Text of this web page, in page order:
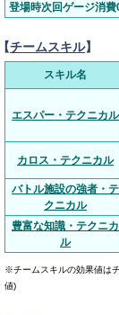
登場時次回ゲージ消費
チームスキル】
スキル名
エスパー・テクニカル
カロス・テクニカル
バトル施設の強者・テ
クニカル
豊富な知識・テクニカ
ル
※チームスキルの効果値は
値)